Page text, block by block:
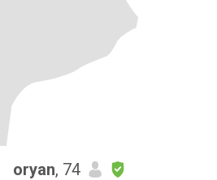
oryan, 74